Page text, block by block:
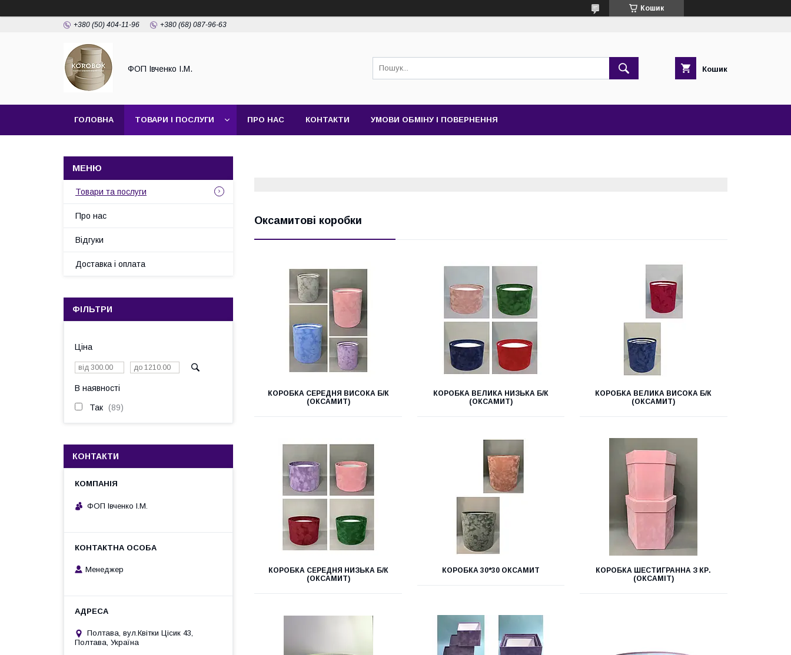
Кошик
+380 (50) 404-11-96 +380 (68) 087-96-63
ФОП Івченко І.М. Кошик
ГОЛОВНА ТОВАРИ І ПОСЛУГИ ПРО НАС КОНТАКТИ УМОВИ ОБМІНУ І ПОВЕРНЕННЯ
Оксамитові коробки
КОРОБКА СЕРЕДНЯ ВИСОКА Б/К
(ОКСАМИТ)
КОРОБКА ВЕЛИКА НИЗЬКА Б/К
(ОКСАМИТ)
КОРОБКА ВЕЛИКА ВИСОКА Б/К
(ОКСАМИТ)
КОРОБКА СЕРЕДНЯ НИЗЬКА Б/К
(ОКСАМИТ)
КОРОБКА 30*30 ОКСАМИТ
КОРОБКА ШЕСТИГРАННА З КР.
(ОКСАМІТ)
Товари та послуги
Про нас
Відгуки
Доставка і оплата
ФІЛЬТРИ
Ціна
В наявності
Так 89
КОНТАКТИ
ФОП Івченко І.М.
Менеджер
Полтава, вул.Квітки Цісик 43,
Полтава, Україна